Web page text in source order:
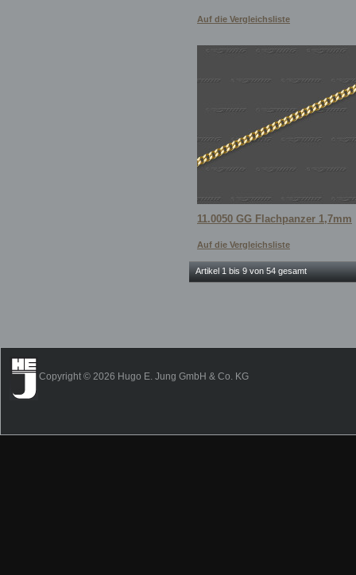
Auf die Vergleichsliste
11.0050 GG Flachpanzer 1,7mm
Auf die Vergleichsliste
Artikel 1 bis 9 von 54 gesamt
Copyright © 2026 Hugo E. Jung GmbH & Co. KG